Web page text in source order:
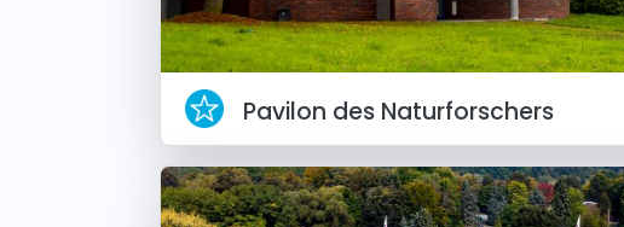
Pavilon des Naturforschers